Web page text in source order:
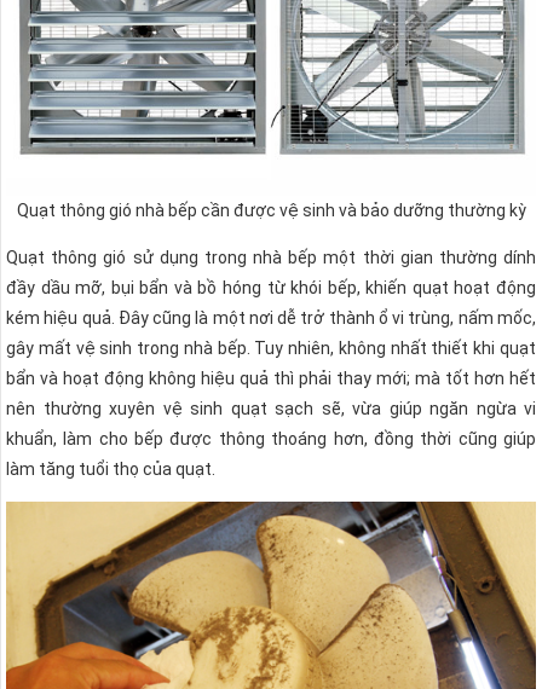
Quạt thông gió nhà bếp cần được vệ sinh và bảo dưỡng thường kỳ
Quạt thông gió sử dụng trong nhà bếp một thời gian thường dính
đầy dầu mỡ, bụi bẩn và bồ hóng từ khói bếp, khiến quạt hoạt động
kém hiệu quả. Đây cũng là một nơi dễ trở thành ổ vi trùng, nấm mốc,
gây mất vệ sinh trong nhà bếp. Tuy nhiên, không nhất thiết khi quạt
bẩn và hoạt động không hiệu quả thì phải thay mới; mà tốt hơn hết
nên thường xuyên vệ sinh quạt sạch sẽ, vừa giúp ngăn ngừa vi
khuẩn, làm cho bếp được thông thoáng hơn, đồng thời cũng giúp
làm tăng tuổi thọ của quạt.